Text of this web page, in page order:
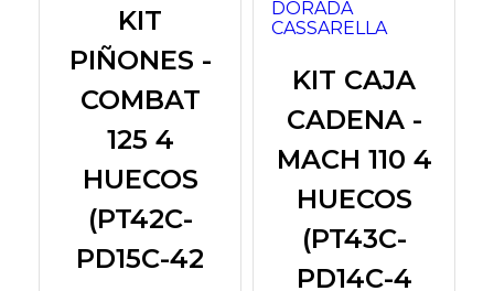
KIT
PIÑONES -
COMBAT
125 4
HUECOS
(PT42C-
PD15C-42
KIT CAJA
CADENA -
MACH 110 4
HUECOS
(PT43C-
PD14C-4